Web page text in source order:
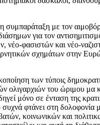
συμπαράταξη με τον
για τον
νέο-φασιστών και νέο-
σχημάτων στην
των τύποις
ολιγαρχιών του ώριμου μα
μόνο σε ένταση της
συχνά φτάνει στη δολοφονία
κοινωνικών και